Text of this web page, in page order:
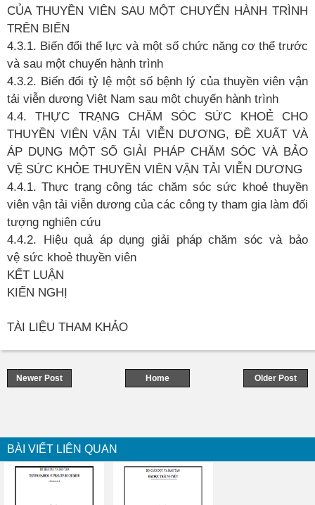
CỦA THUYỀN VIÊN SAU MỘT CHUYẾN HÀNH TRÌNH
TRÊN BIỂN
4.3.1. Biến đổi thể lực và một số chức năng cơ thể trước
và sau một chuyến hành trình
4.3.2. Biến đổi tỷ lệ một số bệnh lý của thuyền viên vận
tải viễn dương Việt Nam sau một chuyến hành trình
4.4. THỰC TRẠNG CHĂM SÓC SỨC KHOẺ
CHO
THUYỀN VIÊN VẬN TẢI VIỄN DƯƠNG, ĐỀ XUẤT VÀ
ÁP DỤNG MỘT SỐ GIẢI PHÁP CHĂM SÓC VÀ BẢO
VỆ SỨC KHỎE THUYỀN VIÊN VẬN TẢI VIỄN DƯƠNG
4.4.1. Thực trạng công tác chăm sóc sức khoẻ thuyền
viên vận tải viễn dương của các công ty tham gia làm đối
tượng nghiên cứu
4.4.2. Hiệu quả áp dụng giải pháp chăm sóc và bảo
vệ sức khoẻ thuyền viên
KẾT LUẬN
KIẾN NGHỊ
TÀI LIỆU THAM KHẢO
Newer Post Older Post
Home
BÀI VIẾT LIÊN QUAN